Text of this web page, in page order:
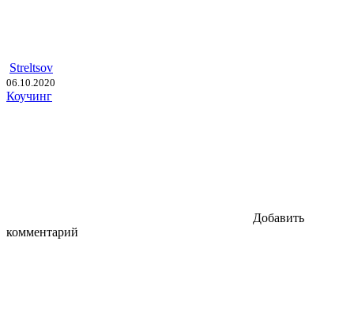
Streltsov
06.10.2020
Коучинг
Добавить
комментарий